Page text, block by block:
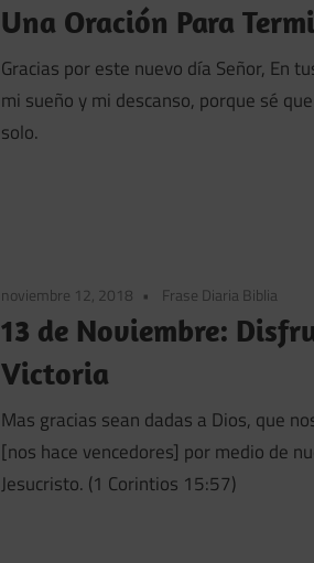
Una Oración Para
Gracias por este nuevo día Señor, En
mi sueño y mi descanso, porque sé
solo.
noviembre 12, 2018 Frase Diaria Biblia
13 de Noviembre:
Victoria
Mas gracias sean dadas a Dios, que
[nos hace vencedores] por medio de
Jesucristo. (1 Corintios 15:57)